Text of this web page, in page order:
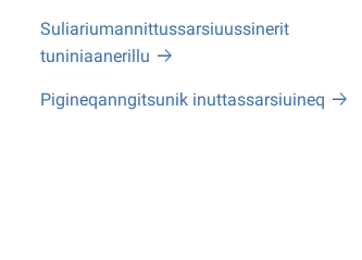
Suliariumannittussarsiuussinerit
tuniniaanerillu
Pigineqanngitsunik inuttassarsiuineq